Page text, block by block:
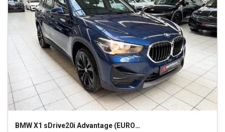
BMWX1 sDrive20i Advantage (EURO 6d)